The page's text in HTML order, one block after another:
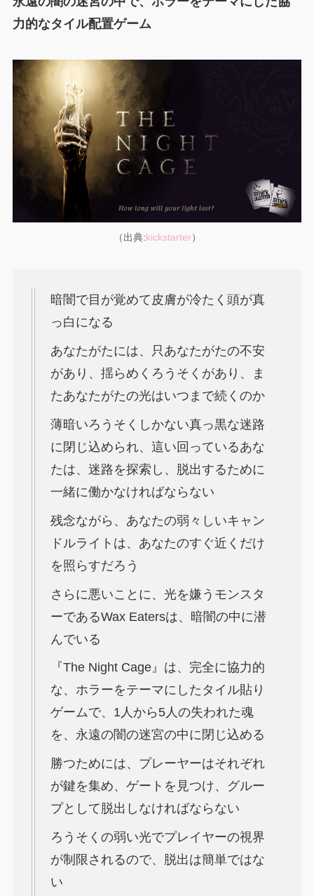
力的なタイル配置ゲーム
（出典:kickstarter）
暗闇で目が覚めて皮膚が冷たく頭が真
っ白になる
あなたがたには、只あなたがたの不安
があり、揺らめくろうそくがあり、ま
たあなたがたの光はいつまで続くのか
薄暗いろうそくしかない真っ黒な迷路
に閉じ込められ、這い回っているあな
たは、迷路を探索し、脱出するために
一緒に働かなければならない
残念ながら、あなたの弱々しいキャン
ドルライトは、あなたのすぐ近くだけ
を照らすだろう
さらに悪いことに、光を嫌うモンスタ
ーであるWax Eatersは、暗闇の中に潜
んでいる
『The Night Cage』は、完全に協力的
な、ホラーをテーマにしたタイル貼り
ゲームで、1人から5人の失われた魂
を、永遠の闇の迷宮の中に閉じ込める
勝つためには、プレーヤーはそれぞれ
が鍵を集め、ゲートを見つけ、グルー
プとして脱出しなければならない
ろうそくの弱い光でプレイヤーの視界
が制限されるので、脱出は簡単ではな
い